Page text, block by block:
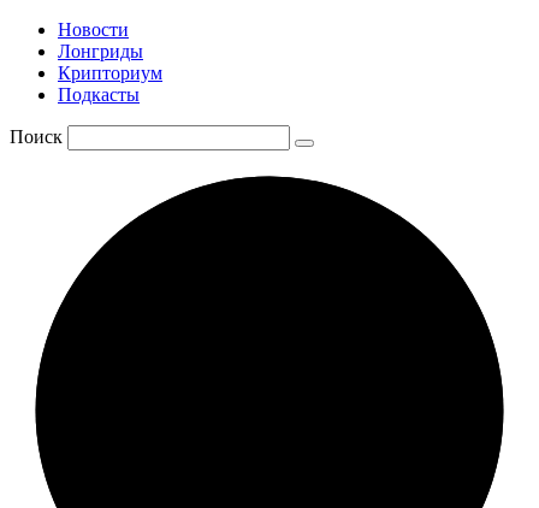
Новости
Лонгриды
Крипториум
Подкасты
Поиск